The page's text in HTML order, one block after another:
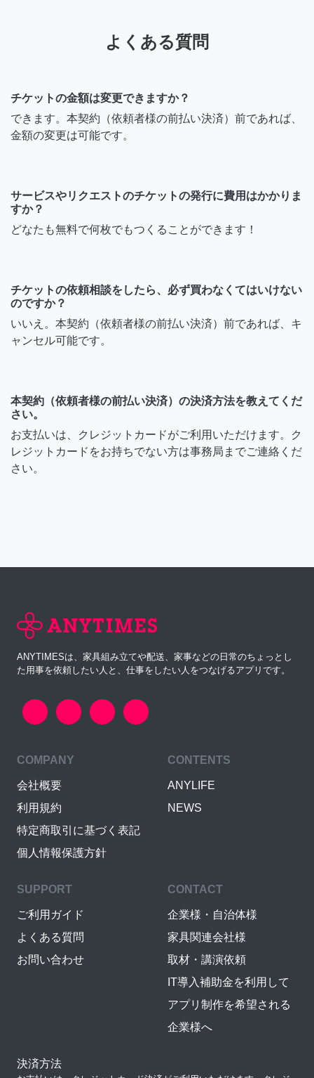
よくある質問
チケットの金額は変更できますか？
できます。本契約（依頼者様の前払い決済）前であれば、
金額の変更は可能です。
サービスやリクエストのチケットの発行に費用はかかりま
すか？
どなたも無料で何枚でもつくることができます！
チケットの依頼相談をしたら、必ず買わなくてはいけない
のですか？
いいえ。本契約（依頼者様の前払い決済）前であれば、キ
ャンセル可能です。
本契約（依頼者様の前払い決済）の決済方法を教えてくだ
さい。
お支払いは、クレジットカードがご利用いただけます。ク
レジットカードをお持ちでない方は事務局までご連絡くだ
さい。
ANYTIMESは、家具組み立てや配送、家事などの日常のちょっとし
た用事を依頼したい人と、仕事をしたい人をつなげるアプリです。
COMPANY
会社概要
利用規約
特定商取引に基づく表記
個人情報保護方針
CONTENTS
ANYLIFE
NEWS
SUPPORT
ご利用ガイド
よくある質問
お問い合わせ
CONTACT
企業様・自治体様
家具関連会社様
取材・講演依頼
IT導入補助金を利用して
アプリ制作を希望される
企業様へ
決済方法